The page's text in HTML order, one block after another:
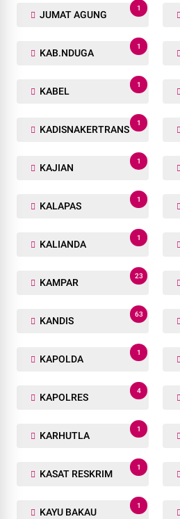
JUMAT AGUNG
1
KAB.NDUGA
1
KABEL
1
KADISNAKERTRANS
1
KAJIAN
1
KALAPAS
1
KALIANDA
1
KAMPAR
23
KANDIS
63
KAPOLDA
1
KAPOLRES
4
KARHUTLA
1
KASAT RESKRIM
1
KAYU BAKAU
1